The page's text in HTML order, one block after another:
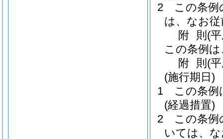
2
この条
は、なお
附 則 (
この条例
附 則 (
(施行期日)
1
この条例
(経過措置)
2
この条例
いては、